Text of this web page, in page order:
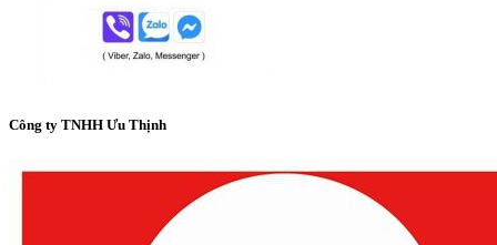
Công ty TNHH Ưu Thịnh